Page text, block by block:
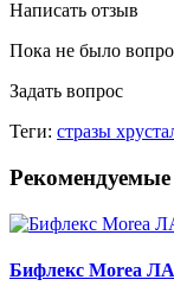
Написать отзыв
Пока не было
Задать вопрос
Теги: стразы
Бифлекс Morea